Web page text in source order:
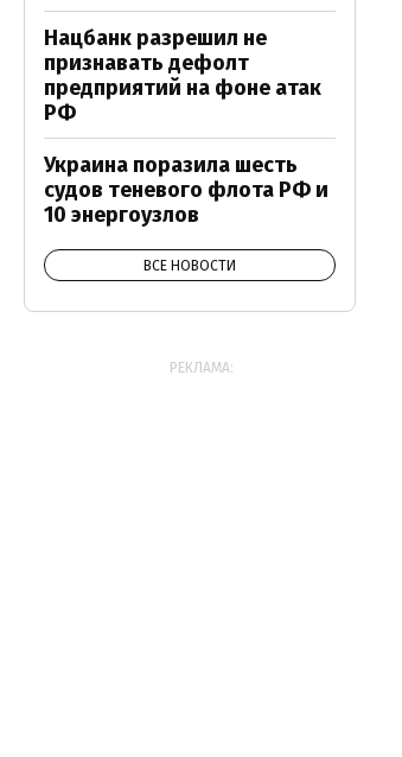
Нацбанк разрешил не
признавать дефолт
предприятий на фоне атак
РФ
Украина поразила шесть
судов теневого флота РФ и
10 энергоузлов
ВСЕ НОВОСТИ
РЕКЛАМА: